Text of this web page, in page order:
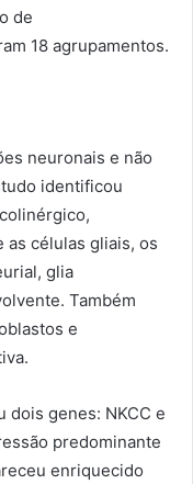
de
18 agrupamentos.
neuronais e não
identificou
as células gliais, os
glia
Também
e
dois genes: NKCC e
predominante
enriquecido